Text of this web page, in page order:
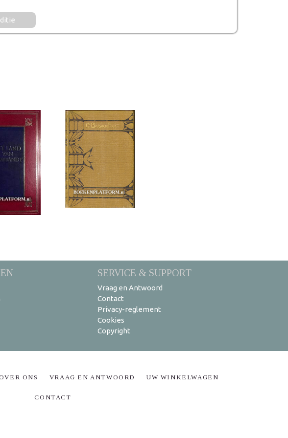
SERVICE & SUPPORT
Vraag en Antwoord
Contact
Privacy-reglement
Cookies
Copyright
ONS VRAAG EN ANTWOORD UW WINKELWAGEN
CONTACT